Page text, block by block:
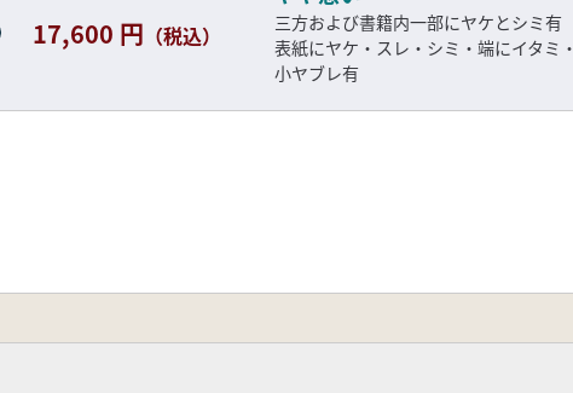
17,600 円 （税込）
三方および書籍内一部にヤケとシミ有
表紙にヤケ・スレ・シミ・端にイタミ・
小ヤブレ有